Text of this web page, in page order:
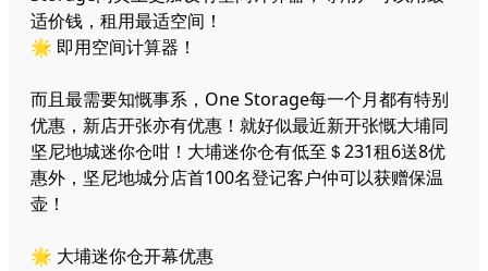
适价钱，租用最适空间！
🌟 即用空间计算器！
而且最需要知慨事系，One Storage每一个月都有特别
优惠，新店开张亦有优惠！就好似最近新开张慨大埔同
坚尼地城迷你仓咁！大埔迷你仓有低至＄231租6送8优
惠外，坚尼地城分店首100名登记客户仲可以获赠保温
壶！
🌟 大埔迷你仓开幕优惠